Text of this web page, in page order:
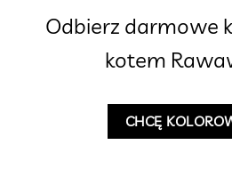
Odbierz darmowe
kotem
CHCĘ